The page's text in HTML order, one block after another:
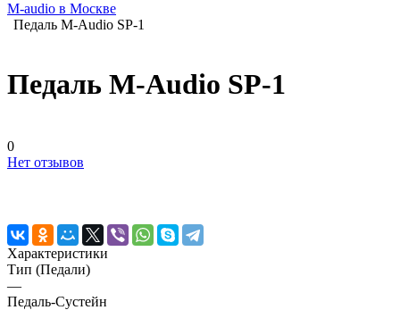
M-audio в Москве
Педаль M-Audіo SP-1
Педаль M-Audіo SP-1
0
Нет отзывов
Характеристики
Тип (Педали)
—
Педаль-Сустейн